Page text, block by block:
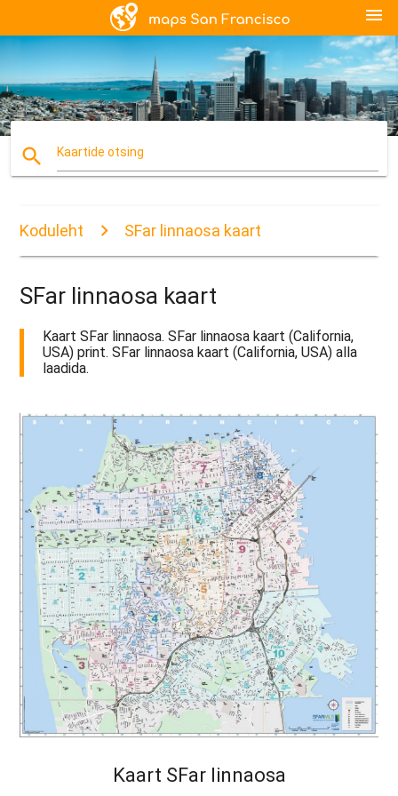
menu
search Kaartide otsing
Koduleht SFar linnaosa kaart
SFar linnaosa kaart
Kaart SFar linnaosa. SFar linnaosa kaart (California,
USA) print. SFar linnaosa kaart (California, USA) alla
laadida.
Kaart SFar linnaosa